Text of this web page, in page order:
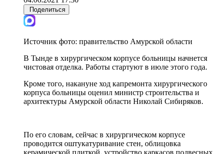
Поделиться
Источник фото: правительство Амурской области
В Тынде в хирургическом корпусе больницы начнется
чистовая отделка. Работы стартуют в июле этого года.
Кроме того, накануне ход капремонта хирургического
корпуса больницы оценил министр строительства и
архитектуры Амурской области Николай Сибиряков.
По его словам, сейчас в хирургическом корпусе
проводится оштукатуривание стен, облицовка
керамической плиткой, устройство каркасов подвесных